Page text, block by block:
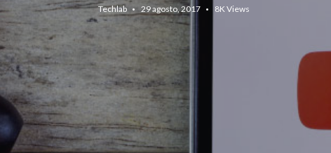
Techlab 29 agosto, 2017 8K Views